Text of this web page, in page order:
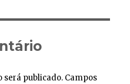
será publicado. Campos